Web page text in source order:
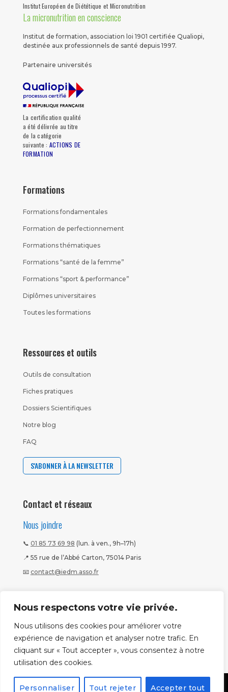
Nous respectons votre vie privée.
Nous utilisons des cookies pour améliorer votre
expérience de navigation et analyser notre trafic. En
cliquant sur « Tout accepter », vous consentez à notre
utilisation des cookies.
Personnaliser Tout rejeter Accepter tout
Institut Européen de Diététique et Micronutrition
La micronutrition en conscience
Institut de formation, association loi 1901 certifiée Qualiopi,
destinée aux professionnels de santé depuis 1997.
Partenaire universités
La certification qualité
a été délivrée au titre
de la catégorie
suivante : ACTIONS DE
FORMATION
Formations
Formations fondamentales
Formation de perfectionnement
Formations thématiques
Formations “santé de la femme”
Formations “sport & performance”
Diplômes universitaires
Toutes les formations
Ressources et outils
Outils de consultation
Fiches pratiques
Dossiers Scientifiques
Notre blog
FAQ
S'ABONNER À LA NEWSLETTER
Contact et réseaux
Nous joindre
📞 01 85 73 69 98 (lun. à ven., 9h–17h)
📍 55 rue de l’Abbé Carton, 75014 Paris
📧 contact@iedm.asso.fr